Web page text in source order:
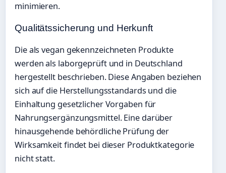
minimieren.
Qualitätssicherung und Herkunft
Die als vegan gekennzeichneten Produkte
werden als laborgeprüft und in Deutschland
hergestellt beschrieben. Diese Angaben beziehen
sich auf die Herstellungsstandards und die
Einhaltung gesetzlicher Vorgaben für
Nahrungsergänzungsmittel. Eine darüber
hinausgehende behördliche Prüfung der
Wirksamkeit findet bei dieser Produktkategorie
nicht statt.